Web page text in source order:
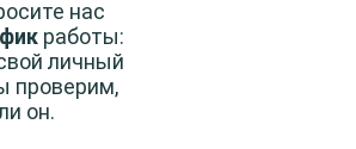
нас
работы:
личный
проверим,
он.